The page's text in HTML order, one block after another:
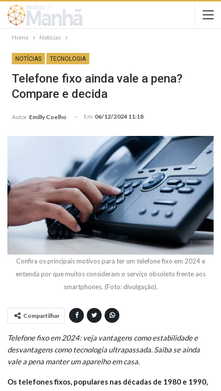
Home Notícias
NOTÍCIAS TECNOLOGIA
Telefone fixo ainda vale a pena?
Compare e decida
Autor Emilly Coelho Em 06/12/2024 11:18
Confira os principais motivos para ter um telefone fixo em 2024 e
entenda por que muitos consideram o serviço obsoleto frente aos
smartphones. (Foto: divulgação).
Compartilhar
Telefone fixo em 2024: veja vantagens como estabilidade e
desvantagens como tecnologia ultrapassada. Saiba se ainda
vale a pena manter um aparelho em casa.
Os telefones fixos, populares nas décadas de 1980 e 1990,